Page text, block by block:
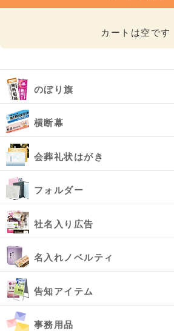
カートは空です
のぼり旗
横断幕
会葬礼状はがき
フォルダー
社名入り広告
名入れノベルティ
告知アイテム
事務用品